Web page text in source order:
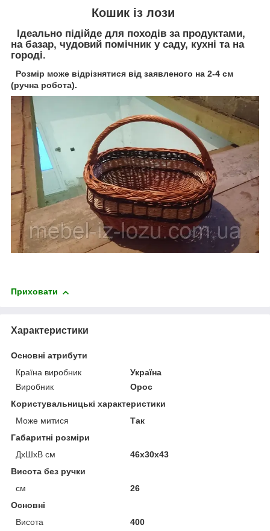
Кошик із лози
Ідеально підійде для походів за продуктами,
на базар, чудовий помічник у саду, кухні та на
городі.
Розмір може відрізнятися від заявленого на 2-4 см
(ручна робота).
Приховати
Характеристики
Основні атрибути
Країна виробник
Україна
Виробник
Орос
Користувальницькі характеристики
Може митися
Так
Габаритні розміри
ДхШхВ см
46х30х43
Висота без ручки
см
26
Основні
Висота
400